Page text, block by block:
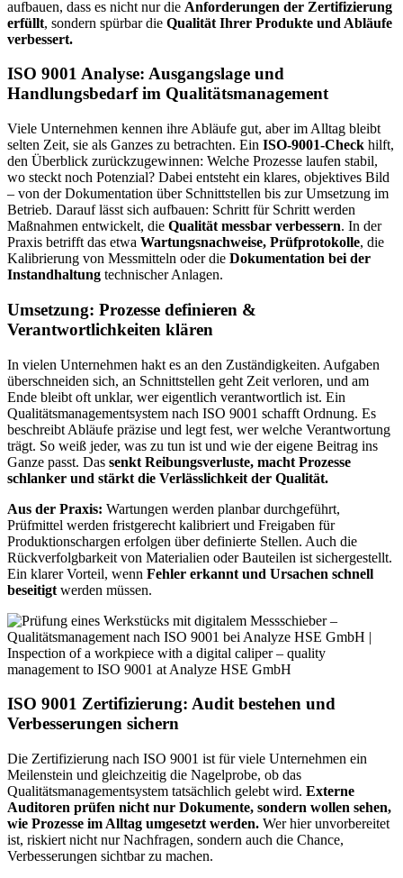
aufbauen, dass es nicht nur die Anforderungen der Zertifizierung
erfüllt, sondern spürbar die Qualität Ihrer Produkte und Abläufe
verbessert.
ISO 9001 Analyse: Ausgangslage und
Handlungsbedarf im Qualitätsmanagement
Viele Unternehmen kennen ihre Abläufe gut, aber im Alltag bleibt
selten Zeit, sie als Ganzes zu betrachten. Ein ISO-9001-Check hilft,
den Überblick zurückzugewinnen: Welche Prozesse laufen stabil,
wo steckt noch Potenzial? Dabei entsteht ein klares, objektives Bild
– von der Dokumentation über Schnittstellen bis zur Umsetzung im
Betrieb. Darauf lässt sich aufbauen: Schritt für Schritt werden
Maßnahmen entwickelt, die Qualität messbar verbessern. In der
Praxis betrifft das etwa Wartungsnachweise, Prüfprotokolle, die
Kalibrierung von Messmitteln oder die Dokumentation bei der
Instandhaltung technischer Anlagen.
Umsetzung: Prozesse definieren &
Verantwortlichkeiten klären
In vielen Unternehmen hakt es an den Zuständigkeiten. Aufgaben
überschneiden sich, an Schnittstellen geht Zeit verloren, und am
Ende bleibt oft unklar, wer eigentlich verantwortlich ist. Ein
Qualitätsmanagementsystem nach ISO 9001 schafft Ordnung. Es
beschreibt Abläufe präzise und legt fest, wer welche Verantwortung
trägt. So weiß jeder, was zu tun ist und wie der eigene Beitrag ins
Ganze passt. Das senkt Reibungsverluste, macht Prozesse
schlanker und stärkt die Verlässlichkeit der Qualität.
Aus der Praxis: Wartungen werden planbar durchgeführt,
Prüfmittel werden fristgerecht kalibriert und Freigaben für
Produktionschargen erfolgen über definierte Stellen. Auch die
Rückverfolgbarkeit von Materialien oder Bauteilen ist sichergestellt.
Ein klarer Vorteil, wenn Fehler erkannt und Ursachen schnell
beseitigt werden müssen.
ISO 9001 Zertifizierung: Audit bestehen und
Verbesserungen sichern
Die Zertifizierung nach ISO 9001 ist für viele Unternehmen ein
Meilenstein und gleichzeitig die Nagelprobe, ob das
Qualitätsmanagementsystem tatsächlich gelebt wird. Externe
Auditoren prüfen nicht nur Dokumente, sondern wollen sehen,
wie Prozesse im Alltag umgesetzt werden. Wer hier unvorbereitet
ist, riskiert nicht nur Nachfragen, sondern auch die Chance,
Verbesserungen sichtbar zu machen.